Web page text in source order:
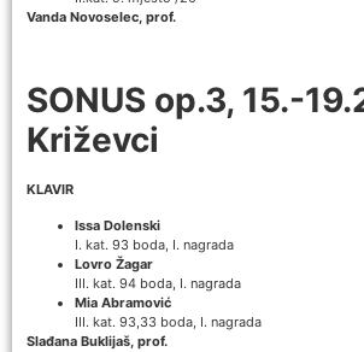
Vanda Novoselec, prof.
SONUS op.3, 15.-
Križevci
KLAVIR
Issa Dolenski
I. kat. 93 boda, I. nagrada
Lovro Žagar
III. kat. 94 boda, I. nagrada
Mia Abramović
III. kat. 93,33 boda, I. nagrada
Slađana Buklijaš, prof.